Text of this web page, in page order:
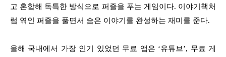
고 혼합해 독특한 방식으로 퍼즐을 푸는 게임이다. 이야기책처
럼 엮인 퍼즐을 풀면서 숨은 이야기를 완성하는 재미를 준다.
올해 국내에서 가장 인기 있었던 무료 앱은 ‘유튜브’, 무료 게